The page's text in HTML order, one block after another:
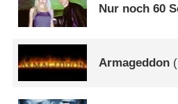
Nur noch 60
Armageddon (